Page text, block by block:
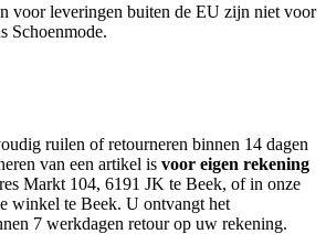
voor leveringen buiten de EU zijn niet voor
Schoenmode.
ruilen of retourneren binnen 14 dagen
van een artikel is voor eigen rekening
Markt 104, 6191 JK te Beek, of in onze
winkel te Beek. U ontvangt het
7 werkdagen retour op uw rekening.